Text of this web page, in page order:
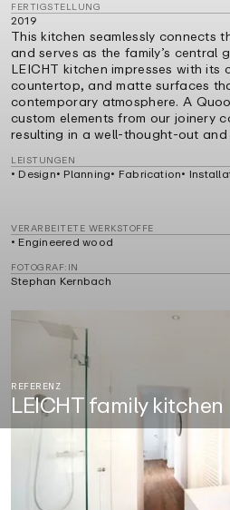
REFERENZ
LEICHT family kitchen
FERTIGSTELLUNG
2019
This kitchen seamlessly connects
and serves as the family’s central
LEICHT kitchen impresses with its
countertop, and matte surfaces
contemporary atmosphere. A
custom elements from our joinery
resulting in a well-thought-out
LEISTUNGEN
• Design• Planning• Fabrication•
VERARBEITETE WERKSTOFFE
• Engineered wood
FOTOGRAF:IN
Stephan Kernbach